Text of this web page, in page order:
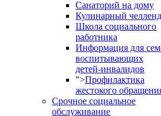
Санаторий на дому
Кулинарный
Школа социального
работника
Информация для
воспитывающих
детей-инвалидов
">Профилактика
жестокого
Срочное социальное
обслуживание